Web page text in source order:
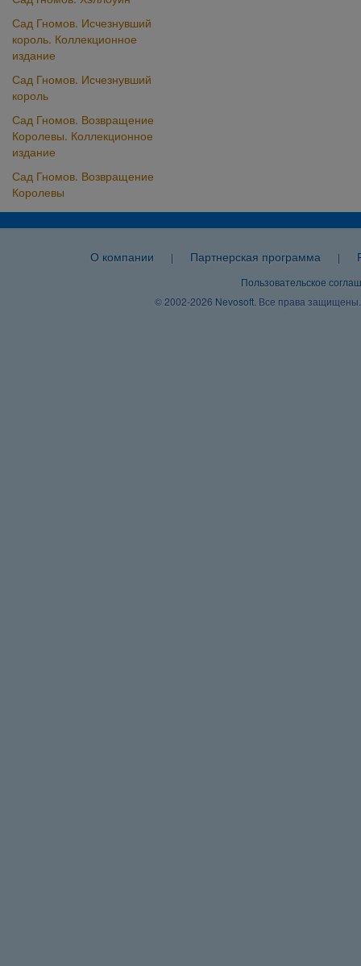
Сад Гномов. Исчезнувший
король. Коллекционное
издание
Сад Гномов. Исчезнувший
король
Сад Гномов. Возвращение
Королевы. Коллекционное
издание
Сад Гномов. Возвращение
Королевы
О компании | Партнерская программа |
Пользовательское
© 2002-2026 Nevosoft . Все права защищены